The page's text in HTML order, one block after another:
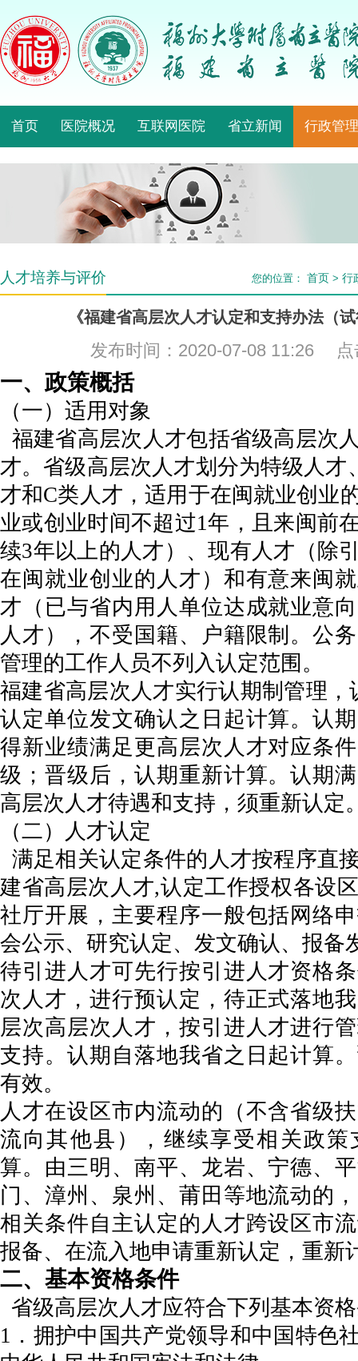
首页 医院概况 互联网医院 省立新闻 行政管理
人才培养与评价 您的位置： 首页 > 行
《福建省高层次人才认定和支持办法（
发布时间：2020-07-08 11:26 点
一、政策概括
（一）适用对象
福建省高层次人才包括省级高层次
才。省级高层次人才划分为特级人才
才和C类人才，适用于在闽就业创业
业或创业时间不超过1年，且来闽前
续3年以上的人才）、现有人才（除
在闽就业创业的人才）和有意来闽
才（已与省内用人单位达成就业意
人才），不受国籍、户籍限制。公
管理的工作人员不列入认定范围。
福建省高层次人才实行认期制管理，
认定单位发文确认之日起计算。认
得新业绩满足更高层次人才对应条
级；晋级后，认期重新计算。认期
高层次人才待遇和支持，须重新认定
（二）人才认定
满足相关认定条件的人才按程序直
建省高层次人才,认定工作授权各设
社厅开展，主要程序一般包括网络
会公示、研究认定、发文确认、报备
待引进人才可先行按引进人才资格
次人才，进行预认定，待正式落地
层次高层次人才，按引进人才进行
支持。认期自落地我省之日起计算
有效。
人才在设区市内流动的（不含省级
流向其他县），继续享受相关政策
算。由三明、南平、龙岩、宁德、
门、漳州、泉州、莆田等地流动的
相关条件自主认定的人才跨设区市
报备、在流入地申请重新认定，重新
二、基本资格条件
省级高层次人才应符合下列基本资
1．拥护中国共产党领导和中国特色